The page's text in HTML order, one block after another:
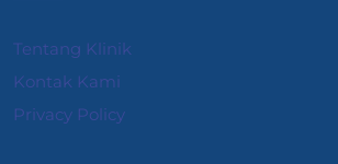
Tentang Klinik
Kontak Kami
Privacy Policy